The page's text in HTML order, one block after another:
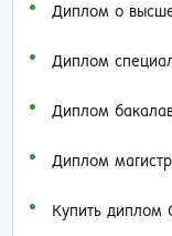
Диплом о
Диплом
Диплом
Диплом
Купить диплом